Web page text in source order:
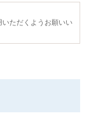
いただくようお願いい